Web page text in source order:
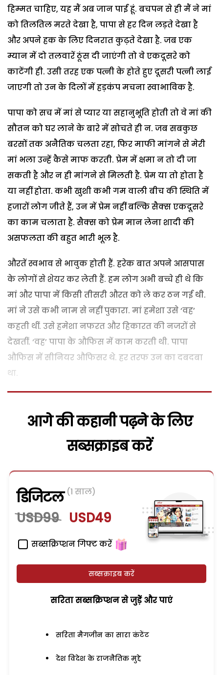
हिम्मत चाहिए, यह मैं अब जान पाई हूं. बचपन से ही मैं ने मां
को तिलतिल मरते देखा है, पापा से हर दिन लड़ते देखा है
और अपने हक के लिए दिनरात कुढ़ते देखा है. जब एक
म्यान में दो तलवारें ठूंस दी जाएंगी तो वे एकदूसरे को
काटेंगी ही. उसी तरह एक पत्नी के होते हुए दूसरी पत्नी लाई
जाएगी तो उन के दिलों में हड़कंप मचना स्वाभाविक है.
पापा को सच में मां से प्यार या सहानुभूति होती तो वे मां की
सौतन को घर लाने के बारे में सोचते ही न. जब सबकुछ
बरसों तक अनैतिक चलता रहा, फिर माफी मांगने से मेरी
मां भला उन्हें कैसे माफ करती. प्रेम में क्षमा न तो दी जा
सकती है और न ही मांगने से मिलती है. प्रेम या तो होता है
या नहीं होता. कभी खुशी कभी गम वाली बीच की स्थिति में
हजारों लोग जीते हैं, उन में प्रेम नहीं बल्कि सैक्स एकदूसरे
का काम चलाता है. सैक्स को प्रेम मान लेना शादी की
असफलता की बहुत भारी भूल है.
औरतें स्वभाव से भावुक होती हैं. हरेक बात अपने आसपास
के लोगों से शेयर कर लेती हैं. हम लोग अभी बच्चे ही थे कि
मां और पापा में किसी तीसरी औरत को ले कर ठन गई थी.
मां ने उसे कभी नाम से नहीं पुकारा. मां हमेशा उसे ‘वह’
कहती थीं. उसे हमेशा नफरत और हिकारत की नजरों से
देखतीं. ‘वह’ पापा के औफिस में काम करती थी. पापा
औफिस में सीनियर औफिसर थे. हर तरफ उन का दबदबा
था.
आगे की कहानी पढ़ने के लिए
सब्सक्राइब करें
डिजिटल (1 साल)
USD99 USD49
सब्सक्रिप्शन गिफ्ट करें
सब्सक्राइब करें
सरिता सब्सक्रिप्शन से जुड़ेें और पाएं
सरिता मैगजीन का सारा कंटेंट
देश विदेश के राजनैतिक मुद्दे